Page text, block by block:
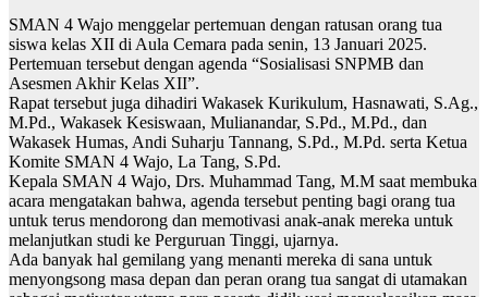
SMAN 4 Wajo menggelar pertemuan dengan ratusan orang tua
siswa kelas XII di Aula Cemara pada senin, 13 Januari 2025.
Pertemuan tersebut dengan agenda “Sosialisasi SNPMB dan
Asesmen Akhir Kelas XII”.
Rapat tersebut juga dihadiri Wakasek Kurikulum, Hasnawati, S.Ag.,
M.Pd., Wakasek Kesiswaan, Mulianandar, S.Pd., M.Pd., dan
Wakasek Humas, Andi Suharju Tannang, S.Pd., M.Pd. serta Ketua
Komite SMAN 4 Wajo, La Tang, S.Pd.
Kepala SMAN 4 Wajo, Drs. Muhammad Tang, M.M saat membuka
acara mengatakan bahwa, agenda tersebut penting bagi orang tua
untuk terus mendorong dan memotivasi anak-anak mereka untuk
melanjutkan studi ke Perguruan Tinggi, ujarnya.
Ada banyak hal gemilang yang menanti mereka di sana untuk
menyongsong masa depan dan peran orang tua sangat di utamakan